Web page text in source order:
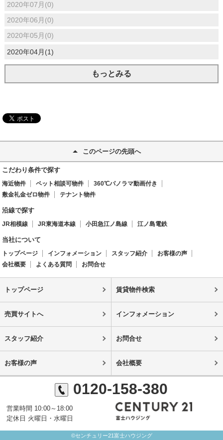
2020年07月(0)
2020年06月(0)
2020年05月(0)
2020年04月(1)
もっとみる
このページの先頭へ
こだわり条件で探す
海近物件 ペット相談可物件
360℃パノラマ動画付き
敷金礼金ゼロ物件
テナント物件
沿線で探す
JR相模線 JR東海道本線 小田急江ノ島線 江ノ島電鉄
当社について
トップページ インフォメーション スタッフ紹介
お客様の声
会社概要
よくある質問 お問合せ
トップページ 賃貸物件検索
売買サイトへ インフォメーション
スタッフ紹介 お問合せ
お客様の声 会社概要
0120-158-380
営業時間 10:00～18:00
定休日 火曜日・水曜日
©センチュリー21富士ハウジング